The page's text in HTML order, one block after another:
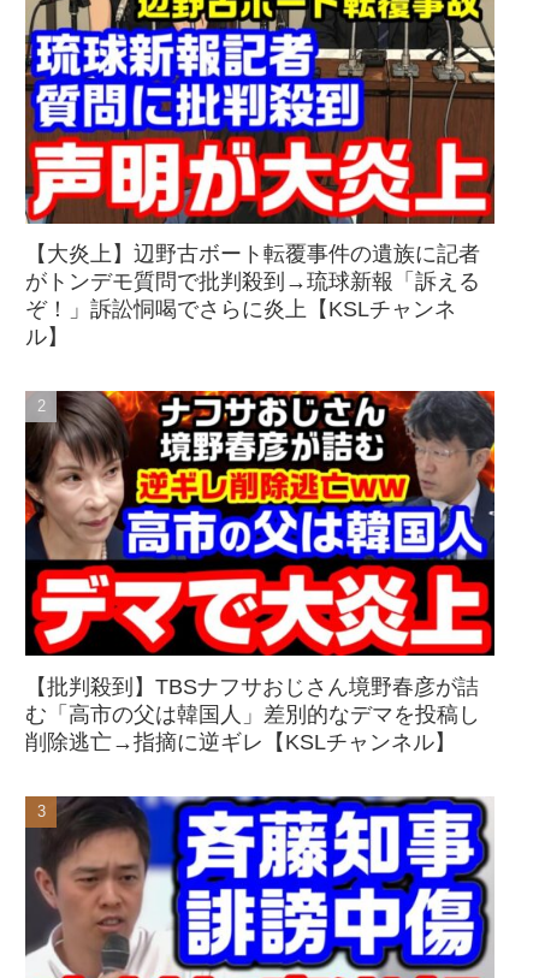
【大炎上】辺野古ボート転覆事件の遺族に記者
がトンデモ質問で批判殺到→琉球新報「訴える
ぞ！」訴訟恫喝でさらに炎上【KSLチャンネ
ル】
【批判殺到】TBSナフサおじさん境野春彦が詰
む「高市の父は韓国人」差別的なデマを投稿し
削除逃亡→指摘に逆ギレ【KSLチャンネル】